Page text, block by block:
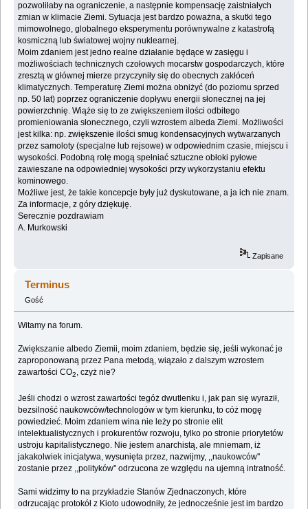
pozwoliłaby na ograniczenie, a następnie kompensację zaistniałych
zmian w klimacie Ziemi. Sytuacja jest bardzo poważna, a skutki tego
mimowolnego, globalnego eksperymentu porównywalne z katastrofą
kosmiczną lub światowej wojny nuklearnej.
Moim zdaniem jest jedno realne działanie będące w zasięgu i
możliwościach technicznych czołowych mocarstw gospodarczych, które
zresztą w głównej mierze przyczyniły się do obecnych zakłóceń
klimatycznych. Temperaturę Ziemi można obniżyć (do poziomu sprzed
np. 50 lat) poprzez ograniczenie dopływu energii słonecznej na jej
powierzchnię. Wiąże się to ze zwiększeniem ilości odbitego
promieniowania słonecznego, czyli wzrostem albeda Ziemi. Możliwości
jest kilka: np. zwiększenie ilości smug kondensacyjnych wytwarzanych
przez samoloty (specjalne lub rejsowe) w odpowiednim czasie, miejscu i
wysokości. Podobną rolę mogą spełniać sztuczne obłoki pyłowe
zawieszane na odpowiedniej wysokości przy wykorzystaniu efektu
kominowego.
Możliwe jest, że takie koncepcje były już dyskutowane, a ja ich nie znam.
Za informacje, z góry dziękuję.
Serecznie pozdrawiam
A. Murkowski
Zapisane
Terminus
Gość
Witamy na forum.
Zwiększanie albedo Ziemii, moim zdaniem, będzie się, jeśli wykonać je
zaproponowaną przez Pana metodą, wiązało z dalszym wzrostem
zawartości CO2, czyż nie?
Jeśli chodzi o wzrost zawartości tegóż dwutlenku i, jak pan się wyraził,
bezsilność naukowców/technologów w tym kierunku, to cóż mogę
powiedzieć. Moim zdaniem wina nie leży po stronie elit
intelektualistycznych i prokurentów rozwoju, tylko po stronie priorytetów
ustroju kapitalistycznego. Nie jestem anarchistą, ale mniemam, iż
jakakolwiek inicjatywa, wysunięta przez, nazwijmy, ,,naukowców''
zostanie przez ,,polityków'' odrzucona ze względu na ujemną intratność.
Sami widzimy to na przykładzie Stanów Zjednaczonych, które
odrzucając protokół z Kioto udowodniły, że jednocześnie jest im bardzo